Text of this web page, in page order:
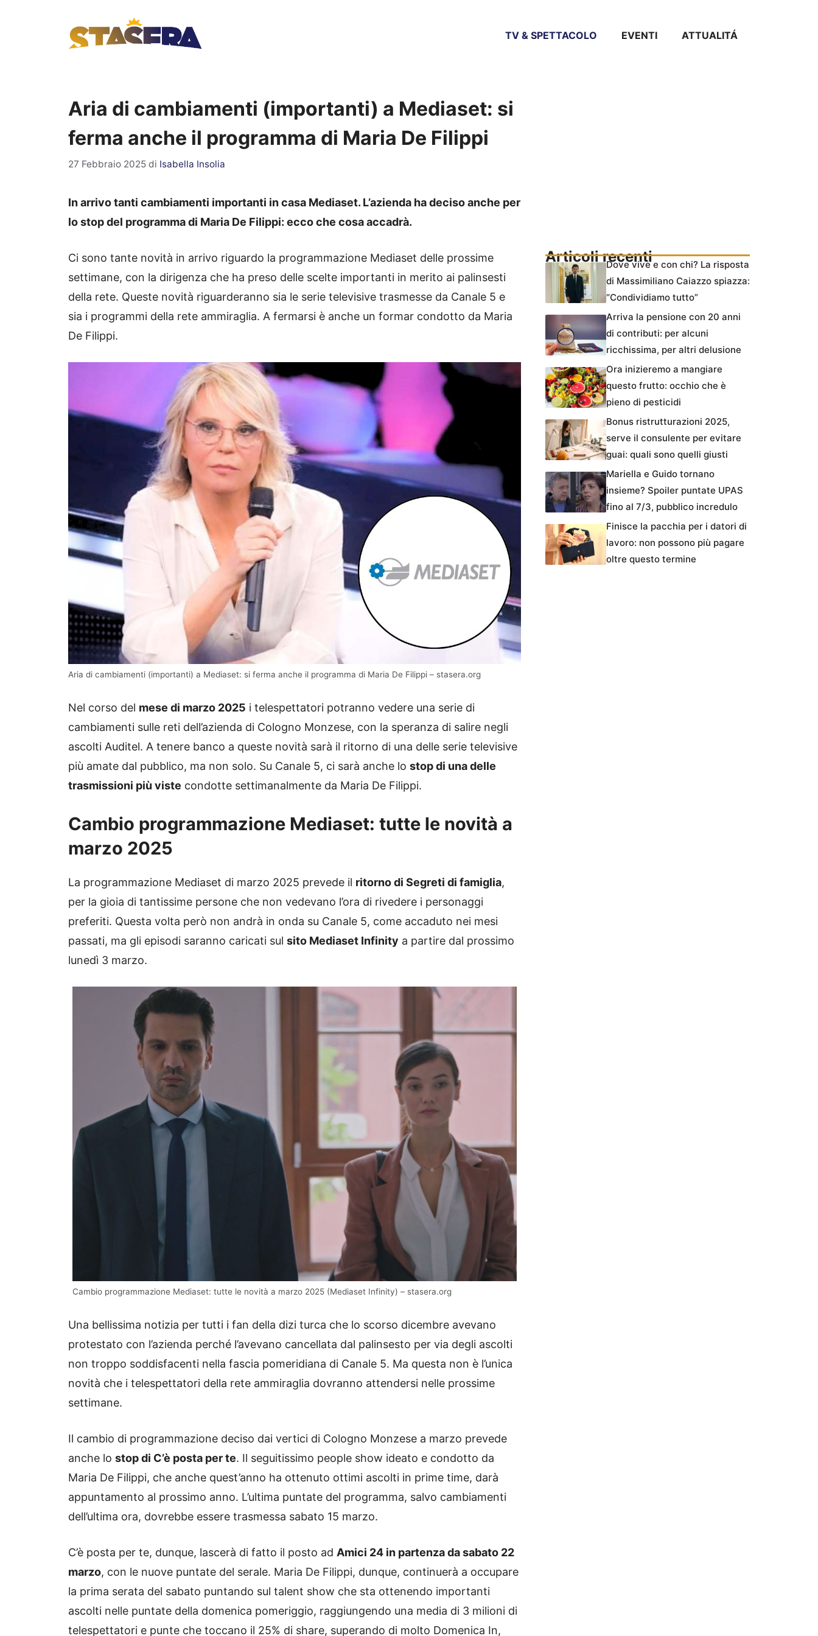
TV & SPETTACOLO EVENTI ATTUALITÁ
Aria di cambiamenti (importanti) a Mediaset: si
ferma anche il programma di Maria De Filippi
27 Febbraio 2025 di Isabella Insolia
In arrivo tanti cambiamenti importanti in casa Mediaset. L’azienda ha deciso anche per
lo stop del programma di Maria De Filippi: ecco che cosa accadrà.
Ci sono tante novità in arrivo riguardo la programmazione Mediaset delle prossime
settimane, con la dirigenza che ha preso delle scelte importanti in merito ai palinsesti
della rete. Queste novità riguarderanno sia le serie televisive trasmesse da Canale 5 e
sia i programmi della rete ammiraglia. A fermarsi è anche un formar condotto da Maria
De Filippi.
Aria di cambiamenti (importanti) a Mediaset: si ferma anche il programma di Maria De Filippi – stasera.org
Nel corso del mese di marzo 2025 i telespettatori potranno vedere una serie di
cambiamenti sulle reti dell’azienda di Cologno Monzese, con la speranza di salire negli
ascolti Auditel. A tenere banco a queste novità sarà il ritorno di una delle serie televisive
più amate dal pubblico, ma non solo. Su Canale 5, ci sarà anche lo stop di una delle
trasmissioni più viste condotte settimanalmente da Maria De Filippi.
Cambio programmazione Mediaset: tutte le novità a
marzo 2025
La programmazione Mediaset di marzo 2025 prevede il ritorno di Segreti di famiglia,
per la gioia di tantissime persone che non vedevano l’ora di rivedere i personaggi
preferiti. Questa volta però non andrà in onda su Canale 5, come accaduto nei mesi
passati, ma gli episodi saranno caricati sul sito Mediaset Infinity a partire dal prossimo
lunedì 3 marzo.
Cambio programmazione Mediaset: tutte le novità a marzo 2025 (Mediaset Infinity) – stasera.org
Una bellissima notizia per tutti i fan della dizi turca che lo scorso dicembre avevano
protestato con l’azienda perché l’avevano cancellata dal palinsesto per via degli ascolti
non troppo soddisfacenti nella fascia pomeridiana di Canale 5. Ma questa non è l’unica
novità che i telespettatori della rete ammiraglia dovranno attendersi nelle prossime
settimane.
Il cambio di programmazione deciso dai vertici di Cologno Monzese a marzo prevede
anche lo stop di C’è posta per te. Il seguitissimo people show ideato e condotto da
Maria De Filippi, che anche quest’anno ha ottenuto ottimi ascolti in prime time, darà
appuntamento al prossimo anno. L’ultima puntate del programma, salvo cambiamenti
dell’ultima ora, dovrebbe essere trasmessa sabato 15 marzo.
C’è posta per te, dunque, lascerà di fatto il posto ad Amici 24 in partenza da sabato 22
marzo, con le nuove puntate del serale. Maria De Filippi, dunque, continuerà a occupare
la prima serata del sabato puntando sul talent show che sta ottenendo importanti
ascolti nelle puntate della domenica pomeriggio, raggiungendo una media di 3 milioni di
telespettatori e punte che toccano il 25% di share, superando di molto Domenica In,
Articoli recentiDove vive e con chi? La risposta
di Massimiliano Caiazzo spiazza:
“Condividiamo tutto”
Arriva la pensione con 20 anni
di contributi: per alcuni
ricchissima, per altri delusione
Ora inizieremo a mangiare
questo frutto: occhio che è
pieno di pesticidi
Bonus ristrutturazioni 2025,
serve il consulente per evitare
guai: quali sono quelli giusti
Mariella e Guido tornano
insieme? Spoiler puntate UPAS
fino al 7/3, pubblico incredulo
Finisce la pacchia per i datori di
lavoro: non possono più pagare
oltre questo termine